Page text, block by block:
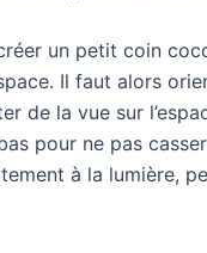
un petit coin
Il faut alors
de la vue sur
pour ne pas
à la lumière,